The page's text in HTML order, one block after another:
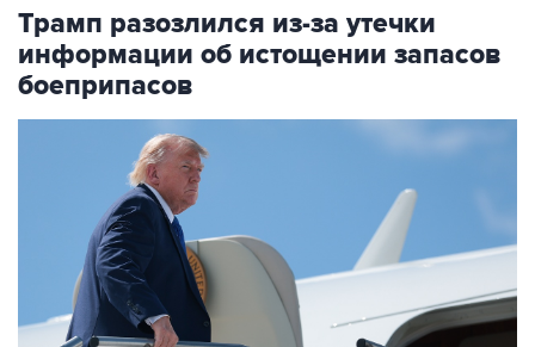
Трамп разозлился из-за утечки
информации об истощении запасов
боеприпасов